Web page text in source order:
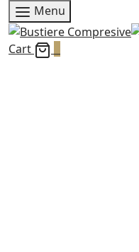
Menu
Cart